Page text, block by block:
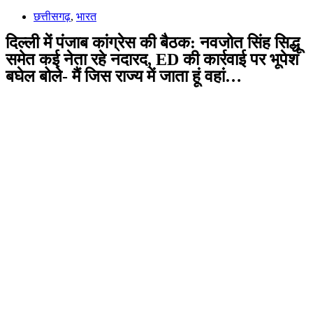
छत्तीसगढ़, भारत
दिल्ली में पंजाब कांग्रेस की बैठक: नवजोत सिंह सिद्धू
समेत कई नेता रहे नदारद, ED की कार्रवाई पर भूपेश
बघेल बोले- मैं जिस राज्य में जाता हूं वहां…